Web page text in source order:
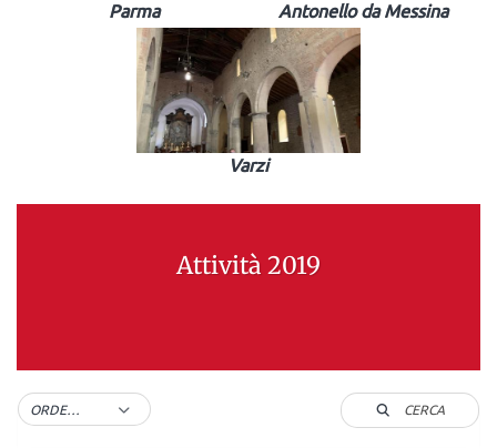
Parma Antonello da Messina
Varzi
Attività 2019
ORDER BY DEFAULT CERCA